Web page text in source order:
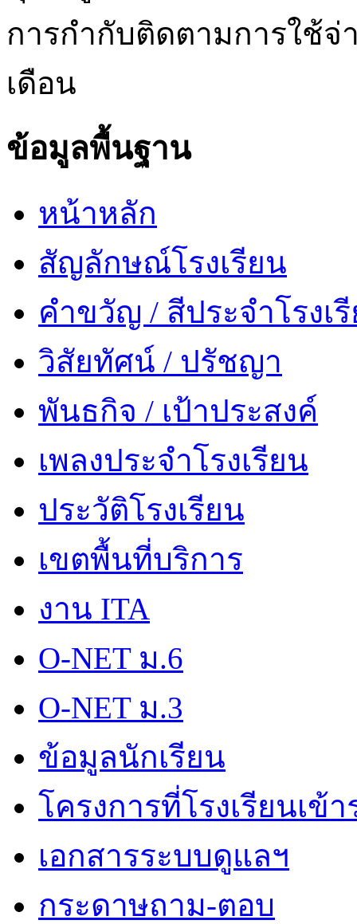
การกำกับติดตามการใช้จ่
เดือน
ข้อมูลพื้นฐาน
หน้าหลัก
สัญลักษณ์โรงเรียน
คำขวัญ / สีประจำโรงเ
วิสัยทัศน์ / ปรัชญา
พันธกิจ / เป้าประสงค์
เพลงประจำโรงเรียน
ประวัติโรงเรียน
เขตพื้นที่บริการ
งาน ITA
O-NET ม.6
O-NET ม.3
ข้อมูลนักเรียน
โครงการที่โรงเรียนเข้
เอกสารระบบดูแลฯ
กระดาษถาม-ตอบ